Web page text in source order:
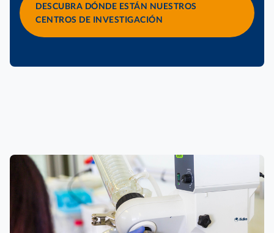
DESCUBRA DÓNDE ESTÁN NUESTROS
CENTROS DE INVESTIGACIÓN